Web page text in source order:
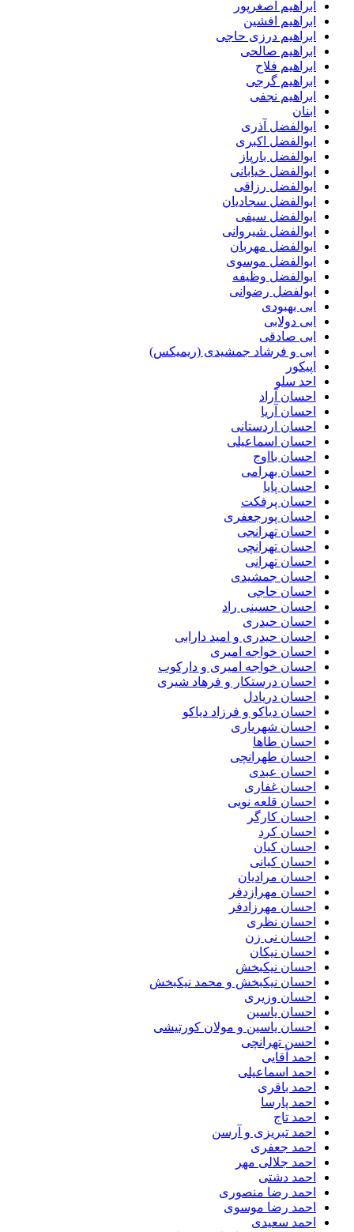
ابراهیم اصغرپور
ابراهیم افشین
ابراهیم درزی حاجی
ابراهیم صالحی
ابراهیم فلاح
ابراهیم گرجی
ابراهیم نجفی
ابنان
ابوالفضل آذری
ابوالفضل اکبری
ابوالفضل بارپاز
ابوالفضل خیابانی
ابوالفضل رزاقی
ابوالفضل سجادیان
ابوالفضل سیفی
ابوالفضل شیروانی
ابوالفضل مهربان
ابوالفضل موسوی
ابوالفضل وظیفه
ابولفضل رضوانی
ابی بهبودی
ابی دولابی
ابی صادقی
ابی و فرشاد جمشیدی (ریمیکس)
اپیکور
احد سلو
احسان آراد
احسان آریا
احسان اردستانی
احسان اسماعیلی
احسان بااوج
احسان بهرامی
احسان پایا
احسان پرفکت
احسان پورجعفری
احسان تهرانجی
احسان تهرانچی
احسان تهرانی
احسان جمشیدی
احسان حاجی
احسان حسینی راد
احسان حیدری
احسان حیدری و امید دارابی
احسان خواجه امیری
احسان خواجه امیری و دارکوب
احسان درستكار و فرهاد شيرى
احسان دریادل
احسان دیاکو و فرزاد دیاکو
احسان شهریاری
احسان طاها
احسان طهرانچی
احسان عبدی
احسان غفاری
احسان قلعه نویی
احسان کارگر
احسان کرد
احسان کیان
احسان کیانی
احسان مرادیان
احسان مهرازدفر
احسان مهرزادفر
احسان نظری
احسان نی زن
احسان نیکان
احسان نیکبخش
احسان نیکبخش و محمد نیکبخش
احسان وزیری
احسان یاسین
احسان یاسین و مولان کورتیشی
احسن تهرانچی
احمد آقایی
احمد اسماعیلی
احمد باقری
احمد پارسا
احمد تاج
احمد تبریزی و آرسن
احمد جعفری
احمد جلالی مهر
احمد دشتی
احمد رضا منصوری
احمد رضا موسوی
احمد سعیدی